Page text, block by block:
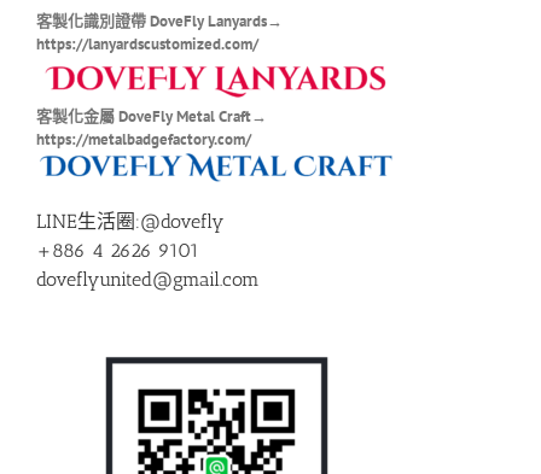
客製化識別證帶 DoveFly Lanyards→
https://lanyardscustomized.com/
客製化金屬 DoveFly Metal Craft→
https://metalbadgefactory.com/
LINE生活圈:@dovefly
+886 4 2626 9101
doveflyunited@gmail.com